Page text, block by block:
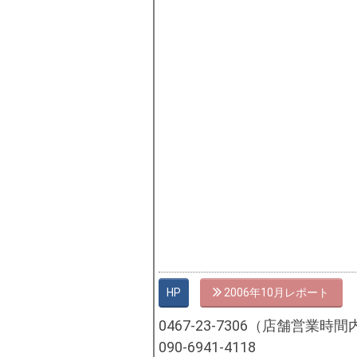
HP 2006年10月
0467-23-7306（店舗営業時間
090-6941-4118